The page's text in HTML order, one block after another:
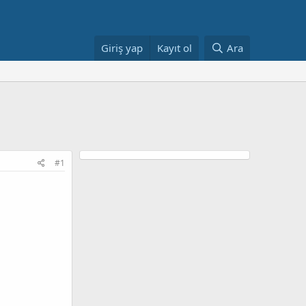
Giriş yap Kayıt ol Ara
#1